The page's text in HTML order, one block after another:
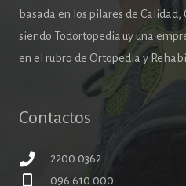
basada en los pilares de
siendo Todortopedia.uy una
en el rubro de Ortopedia y
Contactos
2200 0362
096 610 000